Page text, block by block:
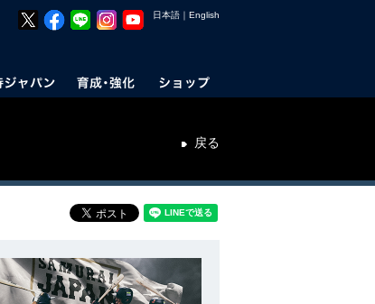
日本語 ｜ English
戻る